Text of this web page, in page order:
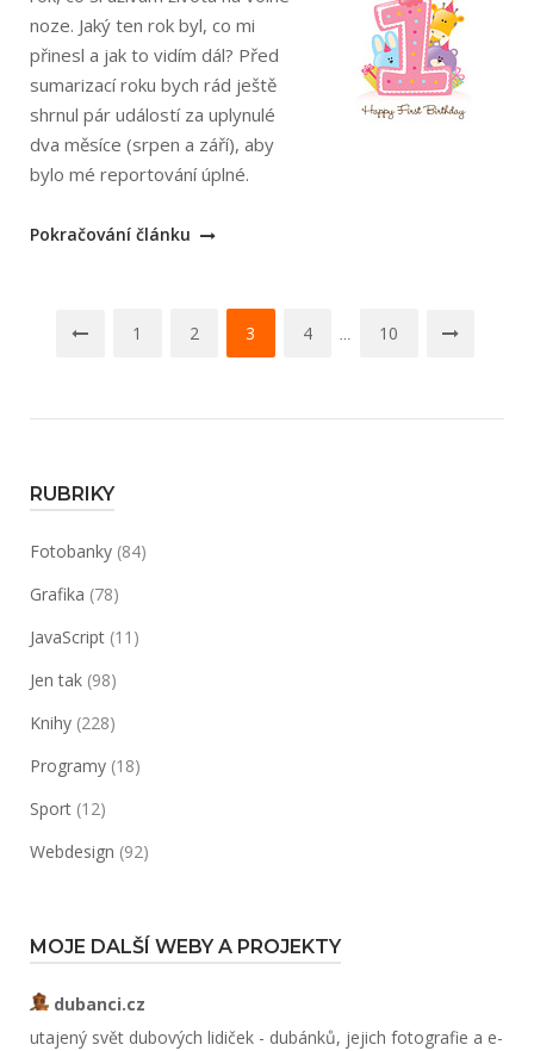
noze. Jaký ten rok byl, co mi
přinesl a jak to vidím dál? Před
sumarizací roku bych rád ještě
shrnul pár událostí za uplynulé
dva měsíce (srpen a září), aby
bylo mé reportování úplné.
„Už
Pokračování článku
Navigace
1 2 3 4 … 10
RUBRIKY
Fotobanky (84)
Grafika (78)
JavaScript (11)
Jen tak (98)
Knihy (228)
Programy (18)
Sport (12)
Webdesign (92)
MOJE DALŠÍ WEBY A PROJEKTY
dubanci.cz
utajený svět dubových lidiček - dubánků, jejich fotografie a e-